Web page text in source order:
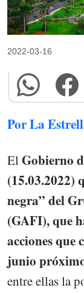
2022-03-16
Por La
El Gobierno
(15.03.2022)
negra” del
(GAFI), que
acciones que
junio
entre ellas la